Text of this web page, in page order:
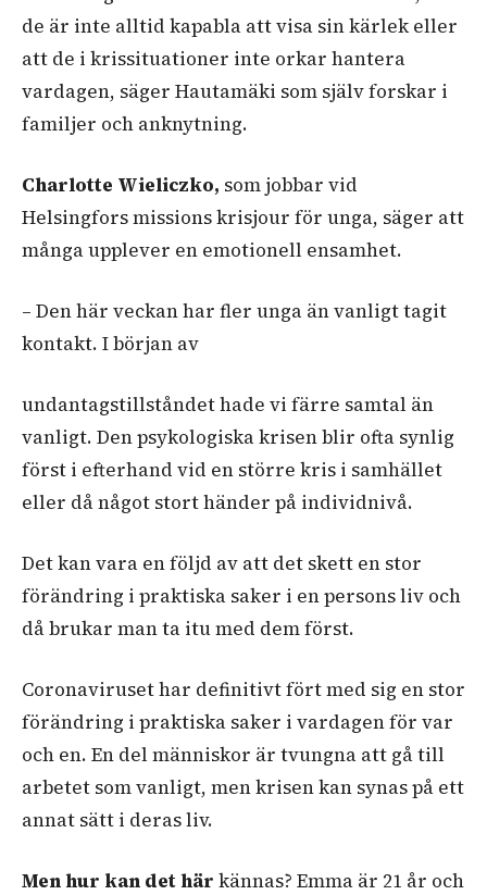
de är inte alltid kapabla att visa sin kärlek eller
att de i krissituationer inte orkar hantera
vardagen, säger Hautamäki som själv forskar i
familjer och anknytning.
Charlotte Wieliczko, som jobbar vid
Helsingfors missions krisjour för unga, säger att
många upplever en emotionell ensamhet.
– Den här veckan har fler unga än vanligt tagit
kontakt. I början av
undantagstillståndet hade vi färre samtal än
vanligt. Den psykologiska krisen blir ofta synlig
först i efterhand vid en större kris i samhället
eller då något stort händer på individnivå.
Det kan vara en följd av att det skett en stor
förändring i praktiska saker i en persons liv och
då brukar man ta itu med dem först.
Coronaviruset har definitivt fört med sig en stor
förändring i praktiska saker i vardagen för var
och en. En del människor är tvungna att gå till
arbetet som vanligt, men krisen kan synas på ett
annat sätt i deras liv.
Men hur kan det här kännas? Emma är 21 år och